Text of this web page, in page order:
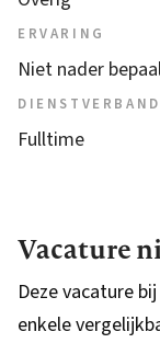
ERVARING
Niet nader
DIENSTVERBAND
Fulltime
Vacature
Deze vacature
enkele